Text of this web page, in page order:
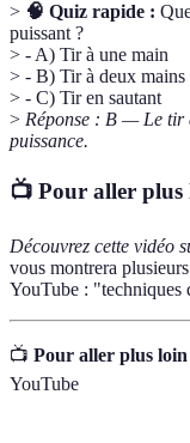
> 🧠 Quiz rapide :
puissant ?
> - A) Tir à une main
> - B) Tir à deux mains
> - C) Tir en sautant
> Réponse : B — Le tir
puissance.
📺 Pour aller plus
Découvrez cette vidéo
vous montrera
YouTube : "techniques
📺 Pour aller plus loin
YouTube